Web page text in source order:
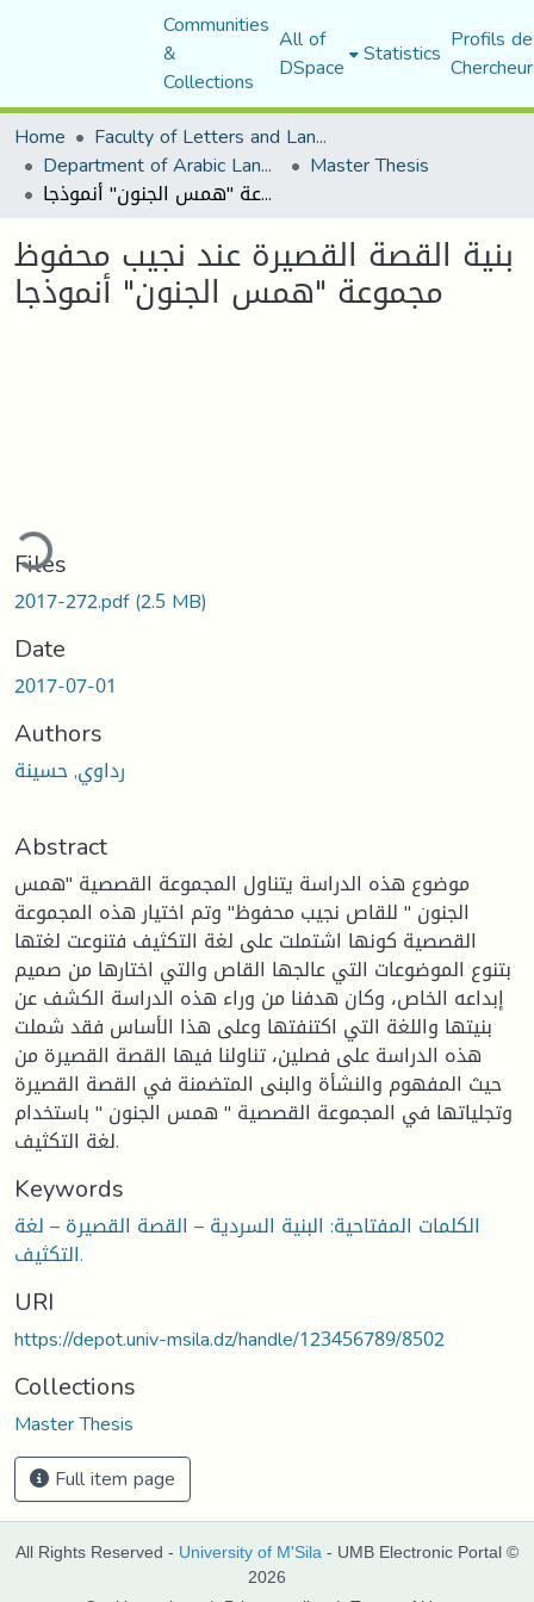
Communities
&
Collections
All of
DSpace Statistics Profils
Home
Faculty of Letters and Languages
Department of Arabic Language and Literature Master Thesis
بنية القصة القصيرة عند نجيب محفوظ مجموعة "همس الجنون" أنموذجا
بنية القصة القصيرة عند نجيب محفوظ
مجموعة "همس الجنون" أنموذجا
Files
2017-272.pdf(2.5 MB)
Date
2017-07-01
Authors
رداوي, حسينة
Abstract
موضوع هذه الدراسة يتناول المجموعة القصصية "همس
الجنون " للقاص نجيب محفوظ" وتم اختيار هذه المجموعة
القصصية كونها اشتملت على لغة التكثيف فتنوعت لغتها
بتنوع الموضوعات التي عالجها القاص والتي اختارها من صميم
إبداعه الخاص، وكان هدفنا من وراء هذه الدراسة الكشف عن
بنيتها واللغة التي اكتنفتها وعلى هذا الأساس فقد شملت
هذه الدراسة على فصلين، تناولنا فيها القصة القصيرة من
حيث المفهوم والنشأة والبنى المتضمنة في القصة القصيرة
وتجلياتها في المجموعة القصصية " همس الجنون " باستخدام
لغة التكثيف.
Keywords
الكلمات المفتاحية: البنية السردية – القصة القصيرة – لغة
التكثيف.
URI
https://depot.univ-msila.dz/handle/123456789/8502
Collections
Master Thesis
Full item page
All Rights Reserved - University of M'Sila - UMB Electronic Portal ©
2026